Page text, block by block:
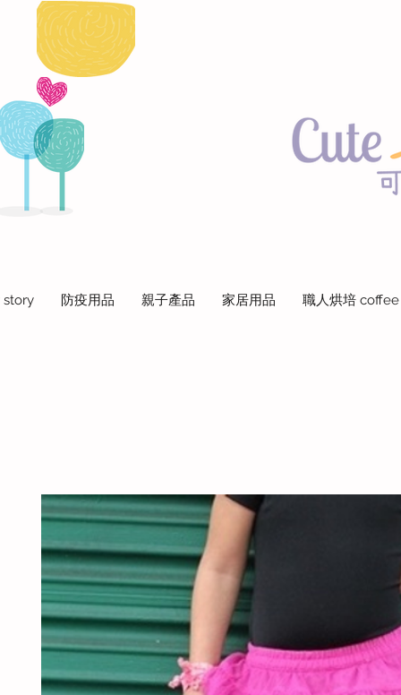
story 防疫用品 親子產品 家居用品 職人烘培 coffee